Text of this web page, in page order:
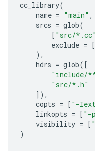
cc_library(
name = "main" ,
srcs = glob(
[ "src/*.cc"
exclude = [
),
hdrs = glob([
"include/
"src/*.h"
]),
copts = [ "-
linkopts = [ "-
visibility = [
)